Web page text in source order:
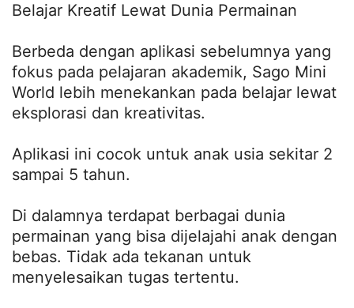
Belajar Kreatif Lewat Dunia Permainan
Berbeda dengan aplikasi sebelumnya yang
fokus pada pelajaran akademik, Sago Mini
World lebih menekankan pada belajar lewat
eksplorasi dan kreativitas.
Aplikasi ini cocok untuk anak usia sekitar 2
sampai 5 tahun.
Di dalamnya terdapat berbagai dunia
permainan yang bisa dijelajahi anak dengan
bebas. Tidak ada tekanan untuk
menyelesaikan tugas tertentu.